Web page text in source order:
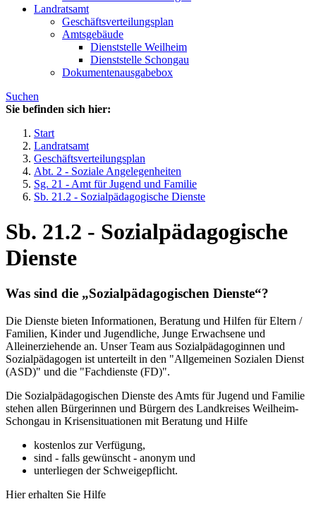
Landratsamt
Geschäftsverteilungsplan
Amtsgebäude
Dienststelle Weilheim
Dienststelle Schongau
Dokumentenausgabebox
Suchen
Sie befinden sich hier:
Start
Landratsamt
Geschäftsverteilungsplan
Abt. 2 - Soziale Angelegenheiten
Sg. 21 - Amt für Jugend und Familie
Sb. 21.2 - Sozialpädagogische Dienste
Sb. 21.2 - Sozialpädagogische
Dienste
Was sind die „Sozialpädagogischen Dienste“?
Die Dienste bieten Informationen, Beratung und Hilfen für Eltern /
Familien, Kinder und Jugendliche, Junge Erwachsene und
Alleinerziehende an. Unser Team aus Sozialpädagoginnen und
Sozialpädagogen ist unterteilt in den "Allgemeinen Sozialen Dienst
(ASD)" und die "Fachdienste (FD)".
Die Sozialpädagogischen Dienste des Amts für Jugend und Familie
stehen allen Bürgerinnen und Bürgern des Landkreises Weilheim-
Schongau in Krisensituationen mit Beratung und Hilfe
kostenlos zur Verfügung,
sind - falls gewünscht - anonym und
unterliegen der Schweigepflicht.
Hier erhalten Sie Hilfe